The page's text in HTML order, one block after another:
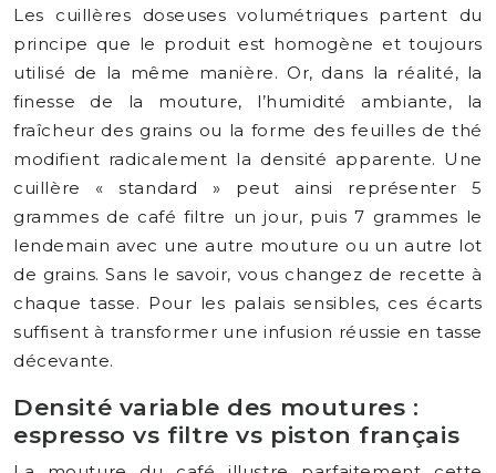
Les cuillères doseuses volumétriques partent du
principe que le produit est homogène et toujours
utilisé de la même manière. Or, dans la réalité, la
finesse de la mouture, l’humidité ambiante, la
fraîcheur des grains ou la forme des feuilles de thé
modifient radicalement la densité apparente. Une
cuillère « standard » peut ainsi représenter 5
grammes de café filtre un jour, puis 7 grammes le
lendemain avec une autre mouture ou un autre lot
de grains. Sans le savoir, vous changez de recette à
chaque tasse. Pour les palais sensibles, ces écarts
suffisent à transformer une infusion réussie en tasse
décevante.
Densité variable des moutures :
espresso vs filtre vs piston français